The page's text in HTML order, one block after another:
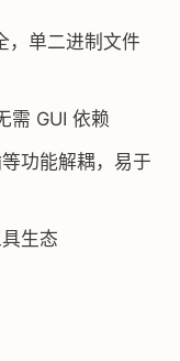
，单二进制文件
需 GUI 依赖
功能解耦，易于
生态